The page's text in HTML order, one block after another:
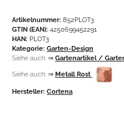
Artikelnummer: 852PLOT3
GTIN (EAN): 4250699452291
HAN: PLOT3
Kategorie: Garten-Design
Siehe auch: ⇒ Gartenartikel /
Siehe auch: ⇒ Metall Rost
Hersteller: Cortena